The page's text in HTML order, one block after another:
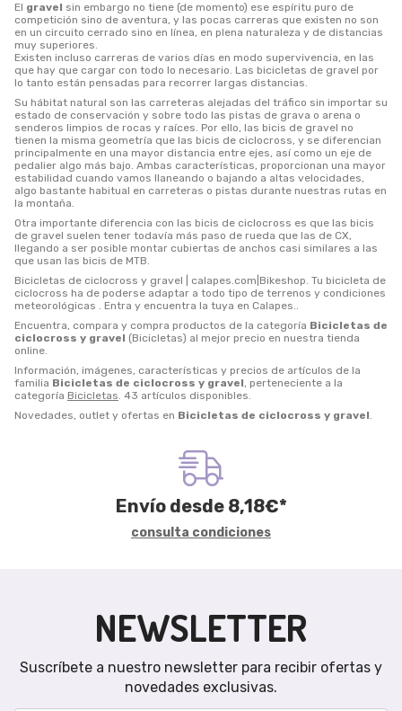
El gravel sin embargo no tiene (de momento) ese espíritu puro de
competición sino de aventura, y las pocas carreras que existen no son
en un circuito cerrado sino en línea, en plena naturaleza y de distancias
muy superiores.
Existen incluso carreras de varios días en modo supervivencia, en las
que hay que cargar con todo lo necesario. Las bicicletas de gravel por
lo tanto están pensadas para recorrer largas distancias.
Su hábitat natural son las carreteras alejadas del tráfico sin importar su
estado de conservación y sobre todo las pistas de grava o arena o
senderos limpios de rocas y raíces. Por ello, las bicis de gravel no
tienen la misma geometría que las bicis de ciclocross, y se diferencian
principalmente en una mayor distancia entre ejes, así como un eje de
pedalier algo más bajo. Ambas características, proporcionan una mayor
estabilidad cuando vamos llaneando o bajando a altas velocidades,
algo bastante habitual en carreteras o pistas durante nuestras rutas en
la montaña.
Otra importante diferencia con las bicis de ciclocross es que las bicis
de gravel suelen tener todavía más paso de rueda que las de CX,
llegando a ser posible montar cubiertas de anchos casi similares a las
que usan las bicis de MTB.
Bicicletas de ciclocross y gravel | calapes.com|Bikeshop. Tu bicicleta de
ciclocross ha de poderse adaptar a todo tipo de terrenos y condiciones
meteorológicas . Entra y encuentra la tuya en Calapes..
Encuentra, compara y compra productos de la categoría Bicicletas de
ciclocross y gravel (Bicicletas) al mejor precio en nuestra tienda
online.
Información, imágenes, características y precios de artículos de la
familia Bicicletas de ciclocross y gravel, perteneciente a la
categoría Bicicletas. 43 artículos disponibles.
Novedades, outlet y ofertas en Bicicletas de ciclocross y gravel.
Envío desde 8,18€*
consulta condiciones
NEWSLETTER
Suscríbete a nuestro newsletter para recibir ofertas y
novedades exclusivas.